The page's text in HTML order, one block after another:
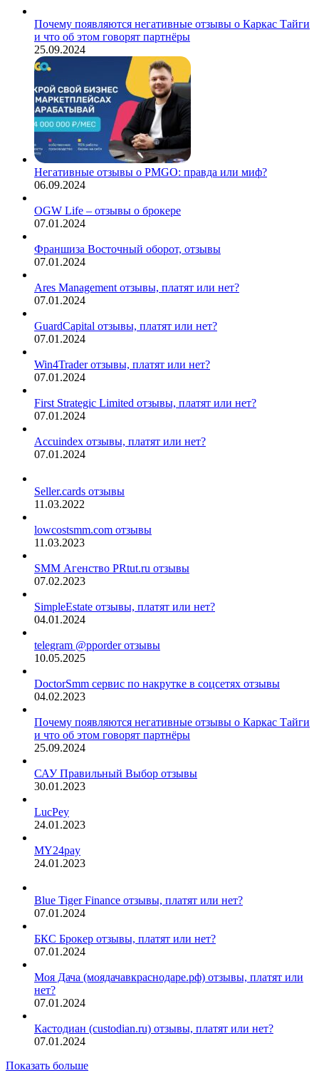
Почему появляются негативные отзывы о Каркас Тайги
и что об этом говорят партнёры
25.09.2024
Негативные отзывы о PMGO: правда или миф?
06.09.2024
OGW Life – отзывы о брокере
07.01.2024
Франшиза Восточный оборот, отзывы
07.01.2024
Ares Management отзывы, платят или нет?
07.01.2024
GuardCapital отзывы, платят или нет?
07.01.2024
Win4Trader отзывы, платят или нет?
07.01.2024
First Strategic Limited отзывы, платят или нет?
07.01.2024
Accuindex отзывы, платят или нет?
07.01.2024
Seller.cards отзывы
11.03.2022
lowcostsmm.com отзывы
11.03.2023
SMM Агенство PRtut.ru отзывы
07.02.2023
SimpleEstate отзывы, платят или нет?
04.01.2024
telegram @pporder отзывы
10.05.2025
DoctorSmm сервис по накрутке в соцсетях отзывы
04.02.2023
Почему появляются негативные отзывы о Каркас Тайги
и что об этом говорят партнёры
25.09.2024
САУ Правильный Выбор отзывы
30.01.2023
LucPey
24.01.2023
MY24pay
24.01.2023
Blue Tiger Finance отзывы, платят или нет?
07.01.2024
БКС Брокер отзывы, платят или нет?
07.01.2024
Моя Дача (моядачавкраснодаре.рф) отзывы, платят или
нет?
07.01.2024
Кастодиан (custodian.ru) отзывы, платят или нет?
07.01.2024
Показать больше